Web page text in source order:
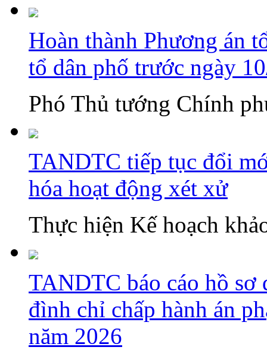
Hoàn thành Phương án
tổ dân phố trước ngày
Phó Thủ tướng Chính
TANDTC tiếp tục đổi
hóa hoạt động xét xử
Thực hiện Kế hoạch
TANDTC báo cáo hồ sơ
đình chỉ chấp hành án
năm 2026